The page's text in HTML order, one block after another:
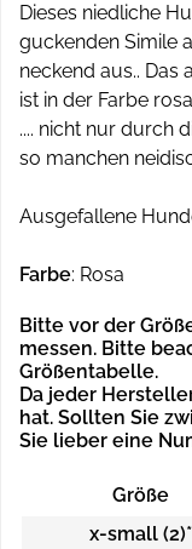
Dieses niedliche
guckenden Simile
neckend aus.. Das
ist in der Farbe
.... nicht nur durch
so manchen
Ausgefallene
Farbe: Rosa
Bitte vor der
messen. Bitte
Größentabelle.
Da jeder
hat. Sollten Sie
Sie lieber eine
Größe
x-small (2)*